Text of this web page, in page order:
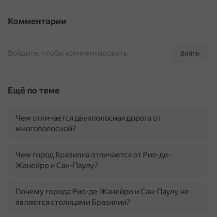
Комментарии
Войти
Войдите, чтобы комментировать
Ещё по теме
Чем отличается двухполосная дорога от
многополосной?
Чем город Бразилиа отличается от Рио-де-
Жанейро и Сан-Паулу?
Почему города Рио-де-Жанейро и Сан-Паулу не
являются столицами Бразилии?